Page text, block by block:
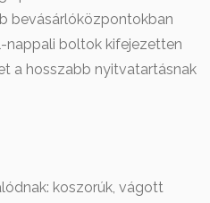
bevásárlóközpontokban
nappali boltok kifejezetten
a hosszabb nyitvatartásnak
koszorúk, vágott